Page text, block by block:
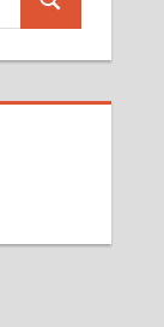
Search